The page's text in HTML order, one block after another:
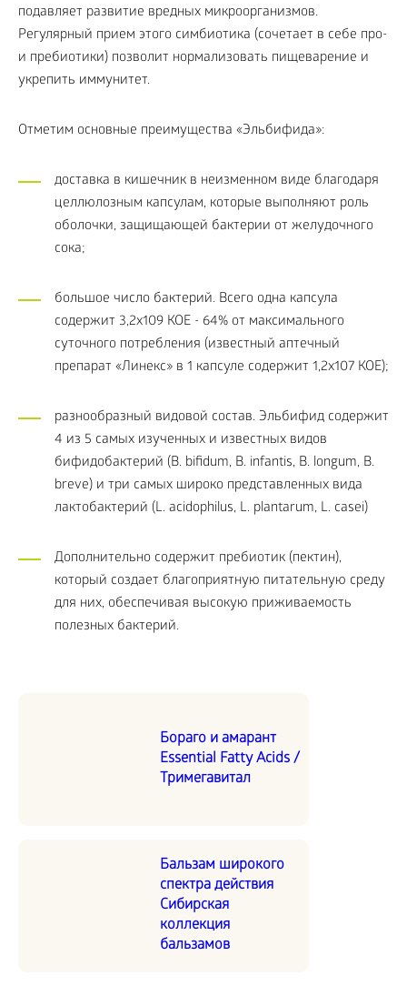
подавляет развитие вредных микроорганизмов.
Регулярный прием этого симбиотика (сочетает в себе про-
и пребиотики) позволит нормализовать пищеварение и
укрепить иммунитет.
Отметим основные преимущества «Эльбифида»:
доставка в кишечник в неизменном виде благодаря
целлюлозным капсулам, которые выполняют роль
оболочки, защищающей бактерии от желудочного
сока;
большое число бактерий. Всего одна капсула
содержит 3,2х109 КОЕ - 64% от максимального
суточного потребления (известный аптечный
препарат «Линекс» в 1 капсуле содержит 1,2х107 КОЕ);
разнообразный видовой состав. Эльбифид содержит
4 из 5 самых изученных и известных видов
бифидобактерий (B. bifidum, B. infantis, B. longum, B.
breve) и три самых широко представленных вида
лактобактерий (L. acidophilus, L. plantarum, L. casei)
Дополнительно содержит пребиотик (пектин),
который создает благоприятную питательную среду
для них, обеспечивая высокую приживаемость
полезных бактерий.
Бораго и амарант
Essential Fatty Acids /
Тримегавитал
Бальзам широкого
спектра действия
Сибирская
коллекция
бальзамов